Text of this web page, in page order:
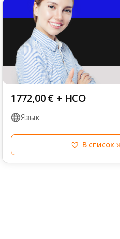
1772,00 € + НСО
Язык
В список